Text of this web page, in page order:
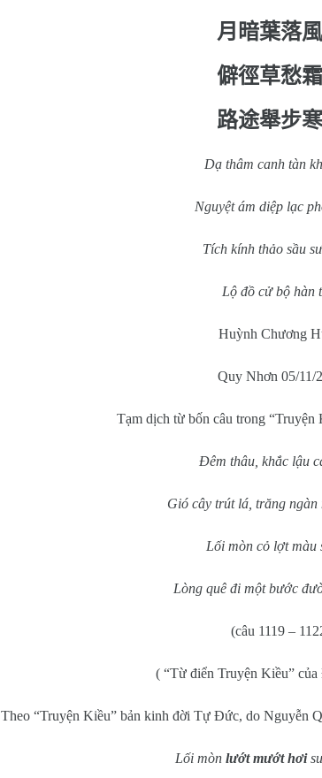
月暗葉落
僻徑草愁
路途舉步
Dạ thâm canh tàn
Nguyệt ám diệp lạc
Tích kính thảo sầu
Lộ đồ cử bộ hàn
Huỳnh Chương
Quy Nhơn 05/11/
Tạm dịch từ bốn câu trong “Truyện
Đêm thâu, khắc lậu
Gió cây trút lá, trăng ngàn
Lối mòn cỏ lợt màu
Lòng quê đi một bước
(câu 1119 –
( “Từ điển Truyện Kiều”
Theo “Truyện Kiều” bản kinh đời Tự Đức, do Nguyễn
Lối mòn lướt mướt hơi